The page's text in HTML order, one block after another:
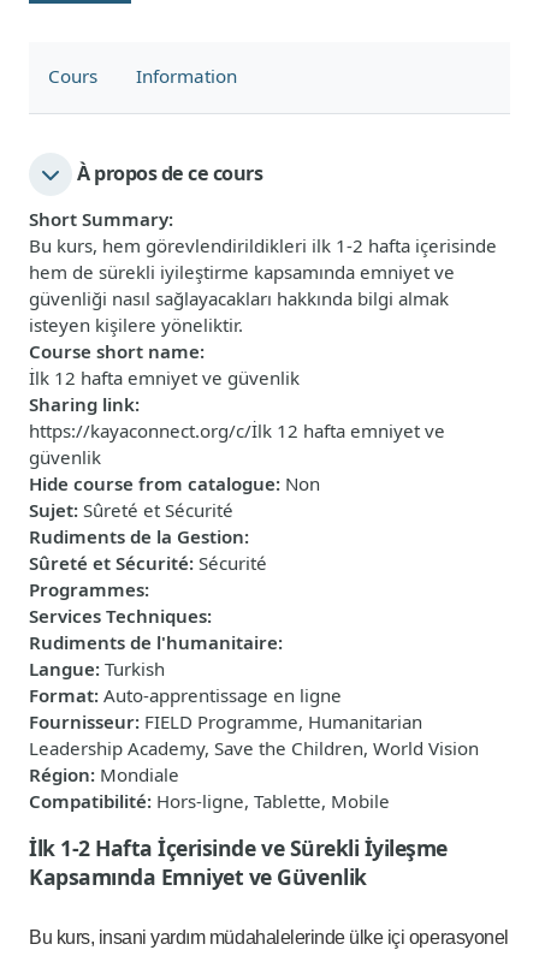
Cours Information
À propos de ce cours
Short Summary:
Bu kurs, hem görevlendirildikleri ilk 1-2 hafta içerisinde
hem de sürekli iyileştirme kapsamında emniyet ve
güvenliği nasıl sağlayacakları hakkında bilgi almak
isteyen kişilere yöneliktir.
Course short name:
İlk 12 hafta emniyet ve güvenlik
Sharing link:
https://kayaconnect.org/c/İlk 12 hafta emniyet ve
güvenlik
Hide course from catalogue: Non
Sujet: Sûreté et Sécurité
Rudiments de la Gestion:
Sûreté et Sécurité: Sécurité
Programmes:
Services Techniques:
Rudiments de l'humanitaire:
Langue: Turkish
Format: Auto-apprentissage en ligne
Fournisseur: FIELD Programme, Humanitarian
Leadership Academy, Save the Children, World Vision
Région: Mondiale
Compatibilité: Hors-ligne, Tablette, Mobile
İlk 1-2 Hafta İçerisinde ve Sürekli İyileşme
Kapsamında Emniyet ve Güvenlik
Bu kurs, insani yardım müdahalelerinde ülke içi operasyonel